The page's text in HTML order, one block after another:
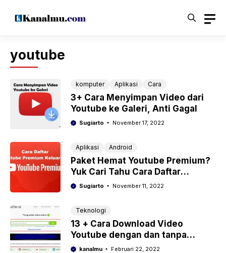
youtube
komputer Aplikasi Cara
3+ Cara Menyimpan Video dari
Youtube ke Galeri, Anti Gagal
Sugiarto November 17, 2022
Aplikasi Android
Paket Hemat Youtube Premium?
Yuk Cari Tahu Cara Daftar
Youtube Premium Keluarga
Sugiarto November 11, 2022
Teknologi
13 + Cara Download Video
Youtube dengan dan tanpa
aplikasi 100% work
kanalmu Februari 22, 2022